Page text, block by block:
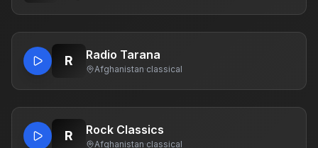
R Radio Tarana
Afghanistan·classical
R Rock Classics
Afghanistan·classical